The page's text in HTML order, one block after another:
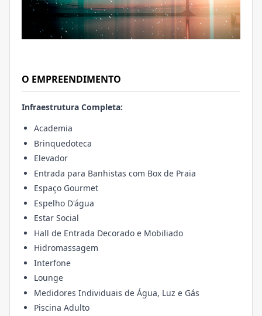
O EMPREENDIMENTO
Infraestrutura Completa:
Academia
Brinquedoteca
Elevador
Entrada para Banhistas com Box de Praia
Espaço Gourmet
Espelho D'água
Estar Social
Hall de Entrada Decorado e Mobiliado
Hidromassagem
Interfone
Lounge
Medidores Individuais de Água, Luz e Gás
Piscina Adulto